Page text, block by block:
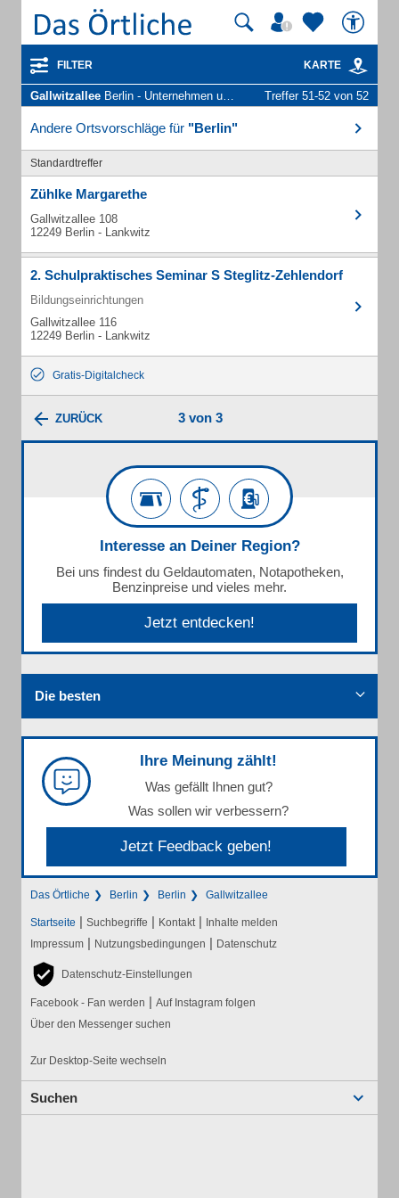
FILTER KARTE
Gallwitzallee Berlin - Unternehmen und Personen Treffer 51-52 von 52
Andere Ortsvorschläge für "Berlin"
Standardtreffer
Zühlke Margarethe
Gallwitzallee 108
12249 Berlin - Lankwitz
2. Schulpraktisches Seminar S Steglitz-Zehlendorf
Bildungseinrichtungen
Gallwitzallee 116
12249 Berlin - Lankwitz
Gratis-Digitalcheck
ZURÜCK 3 von 3
Interesse an Deiner Region?
Bei uns findest du Geldautomaten, Notapotheken,
Benzinpreise und vieles mehr.
Jetzt entdecken!
Die besten
Ihre Meinung zählt!
Was gefällt Ihnen gut?
Was sollen wir verbessern?
Jetzt Feedback geben!
Das Örtliche Berlin Berlin Gallwitzallee
Startseite | Suchbegriffe | Kontakt | Inhalte melden
Impressum | Nutzungsbedingungen | Datenschutz
Datenschutz-Einstellungen
Facebook - Fan werden | Auf Instagram folgen
Über den Messenger suchen
Zur Desktop-Seite wechseln
Suchen